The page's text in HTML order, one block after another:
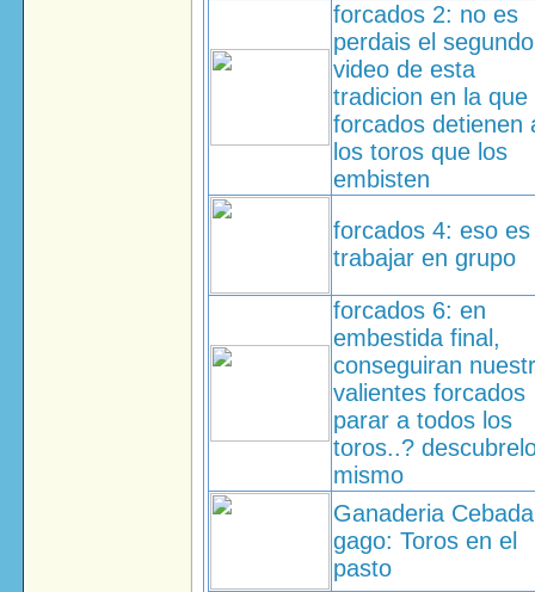
forcados 2: no es
perdais el segundo
video de esta
tradicion en la que
forcados detienen
los toros que los
embisten
forcados 4: eso es
trabajar en grupo
forcados 6: en
embestida final,
conseguiran
valientes forcados
parar a todos los
toros..?
mismo
Ganaderia Cebada
gago: Toros en el
pasto